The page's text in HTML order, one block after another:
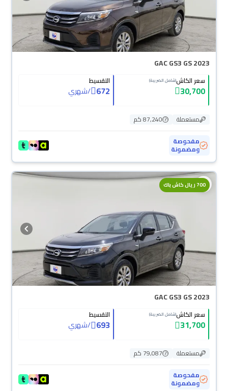
GAC GS3 GS 2023
سعر الكاش(شامل الضريبة)
30,700
التقسيط
672
/شهري
مستعملة
87,240 كم
مفحوصة
ومضمونة
700 ريال كاش باك
GAC GS3 GS 2023
سعر الكاش(شامل الضريبة)
31,700
التقسيط
693
/شهري
مستعملة
79,087 كم
مفحوصة
ومضمونة